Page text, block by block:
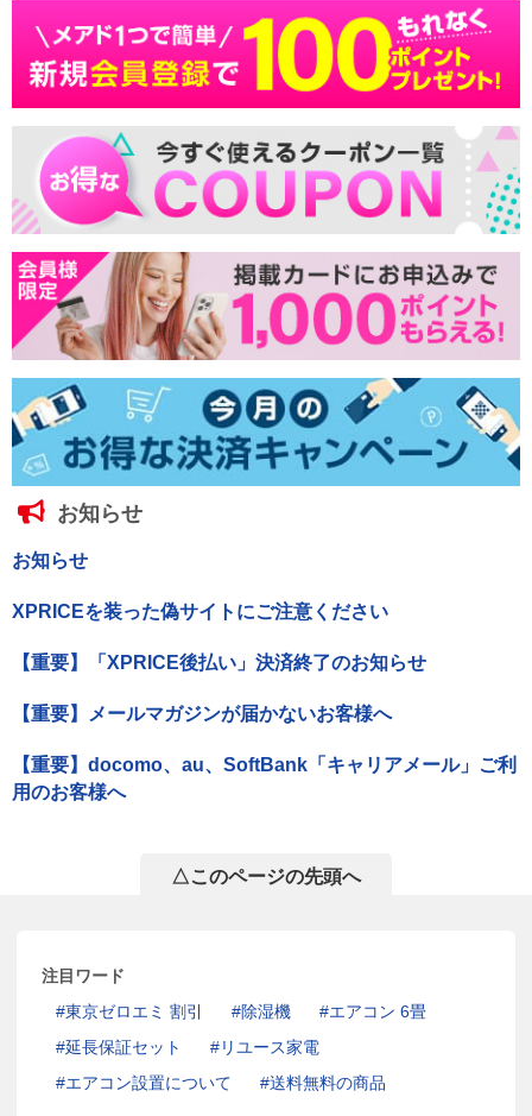
お知らせ
お知らせ
XPRICEを装った偽サイトにご注意ください
【重要】「XPRICE後払い」決済終了のお知らせ
【重要】メールマガジンが届かないお客様へ
【重要】docomo、au、SoftBank「キャリアメール」ご利
用のお客様へ
△このページの先頭へ
注目ワード
東京ゼロエミ 割引
除湿機
エアコン 6畳
延長保証セット
リユース家電
エアコン設置について
送料無料の商品